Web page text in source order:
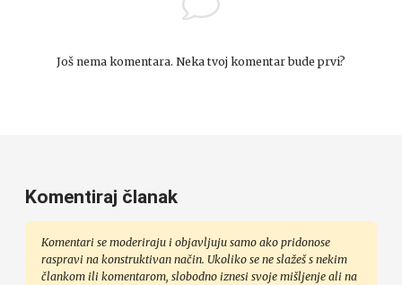
Još nema komentara. Neka tvoj komentar bude prvi?
Komentiraj članak
Komentari se moderiraju i objavljuju samo ako pridonose
raspravi na konstruktivan način. Ukoliko se ne slažeš s nekim
člankom ili komentarom, slobodno iznesi svoje mišljenje ali na